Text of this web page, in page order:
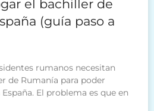
el bachiller de
(guía paso a
rumanos necesitan
de Rumanía para poder
El problema es que en